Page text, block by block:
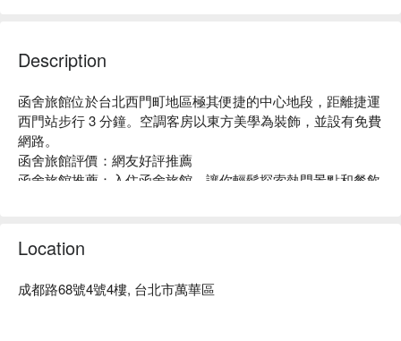
Description
函舍旅館位於台北西門町地區極其便捷的中心地段，距離捷運
西門站步行 3 分鐘。空調客房以東方美學為裝飾，並設有免費
網路。
函舍旅館評價：網友好評推薦
函舍旅館推薦：入住函舍旅館，讓你輕鬆探索熱門景點和餐飲
木製傢俱、平面有線電視和迷你吧，並提供吹風機和拖鞋。
飯店設有 24 小時服務的前台，親切的工作人員可協助傳真和
函舍旅館優惠、函舍旅館住宿方案、函舍旅館休息方案立刻查
Location
成都路68號4號4樓, 台北市萬華區